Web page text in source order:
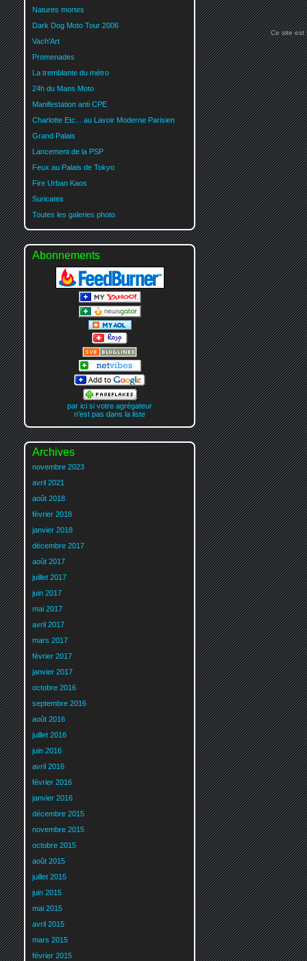
Natures mortes
Dark Dog Moto Tour 2006
Vach'Art
Promenades
La tremblante du métro
24h du Mans Moto
Manifestation anti CPE
Charlotte Etc... au Lavoir Moderne Parisien
Grand Palais
Lancement de la PSP
Feux au Palais de Tokyo
Fire Urban Kaos
Suricates
Toutes les galeries photo
Abonnements
par ici si votre agrégateur
n'est pas dans la liste
Archives
novembre 2023
avril 2021
août 2018
février 2018
janvier 2018
décembre 2017
août 2017
juillet 2017
juin 2017
mai 2017
avril 2017
mars 2017
février 2017
janvier 2017
octobre 2016
septembre 2016
août 2016
juillet 2016
juin 2016
avril 2016
février 2016
janvier 2016
décembre 2015
novembre 2015
octobre 2015
août 2015
juillet 2015
juin 2015
mai 2015
avril 2015
mars 2015
février 2015
Ce site est